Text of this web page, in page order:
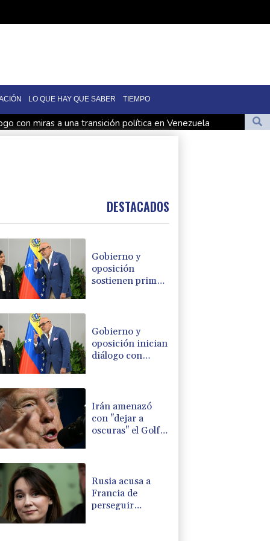
LO QUE HAY QUE SABER TIEMPO
con miras a una transición política en Venezuela
DESTACADOS
Gobierno y
oposición
sostienen primer
Venezuela
Gobierno y
oposición inician
diálogo con
Venezuela
Irán amenazó
con "dejar a
oscuras" el Golfo
Rusia acusa a
Francia de
perseguir